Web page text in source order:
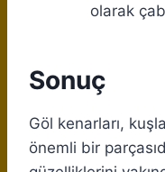
olarak
Sonuç
Göl kenarları,
önemli bir